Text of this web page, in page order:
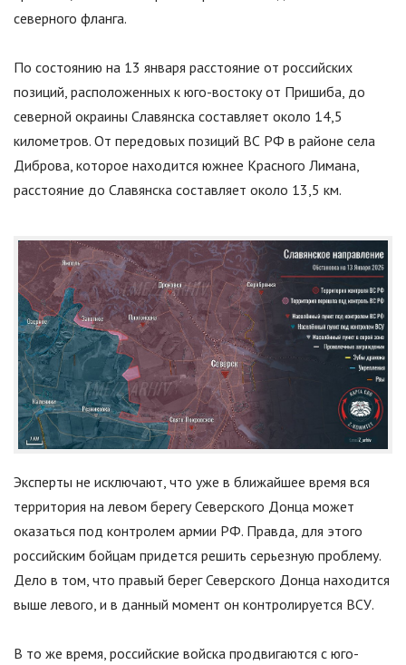
северного фланга.
По состоянию на 13 января расстояние от российских
позиций, расположенных к юго-востоку от Пришиба, до
северной окраины Славянска составляет около 14,5
километров. От передовых позиций ВС РФ в районе села
Диброва, которое находится южнее Красного Лимана,
расстояние до Славянска составляет около 13,5 км.
Эксперты не исключают, что уже в ближайшее время вся
территория на левом берегу Северского Донца может
оказаться под контролем армии РФ. Правда, для этого
российским бойцам придется решить серьезную проблему.
Дело в том, что правый берег Северского Донца находится
выше левого, и в данный момент он контролируется ВСУ.
В то же время, российские войска продвигаются с юго-